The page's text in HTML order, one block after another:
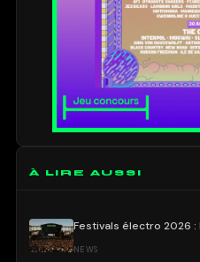
À LIRE AUSSI
Festivals électro 2026 :
NEWS